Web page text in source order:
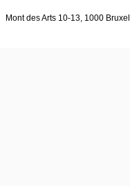
Mont des Arts 10-13, 1000